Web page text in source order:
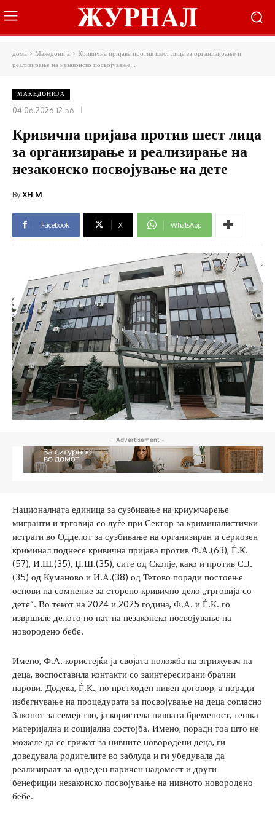
дома Македонија
Кривична пријава против шест лица за организирање и
реализирање на незаконско посвојување...
МАКЕДОНИЈА
04.06.2026 12:56
Кривична пријава против шест лица
за организирање и реализирање на
незаконско посвојување на дете
ByXH M
Facebook X WhatsApp
- Advertisement -
Националната единица за сузбивање на криумчарење
мигранти и трговија со луѓе при Сектор за криминалистички
истраги во Одделот за сузбивање на организиран и сериозен
криминал поднесе кривична пријава против Ф.А.(63), Ѓ.К.
(57), И.Ш.(35), Џ.Ш.(35), сите од Скопје, како и против С.Ј.
(35) од Куманово и И.А.(38) од Тетово поради постоење
основи на сомнение за сторено кривично дело „трговија со
дете“. Во текот на 2024 и 2025 година, Ф.А. и Ѓ.К. го
извршиле делото по пат на незаконско посвојување на
новородено бебе.
Имено, Ф.А. користејќи ја својата положба на згрижувач на
деца, воспоставила контакти со заинтересирани брачни
парови. Додека, Ѓ.К., по претходен нивен договор, а поради
избегнување на процедурата за посвојување на деца согласно
Законот за семејство, ја користела нивната бременост, тешка
материјална и социјална состојба. Имено, поради тоа што не
можеле да се грижат за нивните новородени деца, ги
доведувала родителите во заблуда и ги убедувала да
реализираат за одреден паричен надомест и други
бенефиции незаконско посвојување на нивното новородено
бебе.